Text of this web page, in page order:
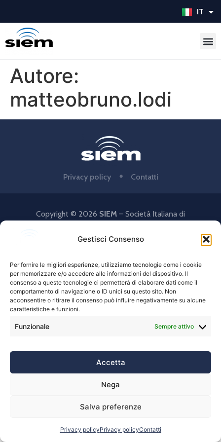
Gestisci Consenso
Per fornire le migliori esperienze, utilizziamo tecnologie come i cookie
per memorizzare e/o accedere alle informazioni del dispositivo. Il
consenso a queste tecnologie ci permetterà di elaborare dati come il
comportamento di navigazione o ID unici su questo sito. Non
acconsentire o ritirare il consenso può influire negativamente su alcune
caratteristiche e funzioni.
Funzionale Sempre attivo
Accetta
Nega
Salva preferenze
Privacy policyPrivacy policyContatti
IT
EN
Autore:
matteobruno.lodi
Privacy policy Contatti
Copyright © 2026 SIEM – Società Italiana di
ITlogiX